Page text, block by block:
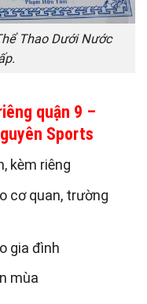
Thao Dưới Nước
quận 9 –
Sports
kèm riêng
cơ quan, trường
gia đình
mùa